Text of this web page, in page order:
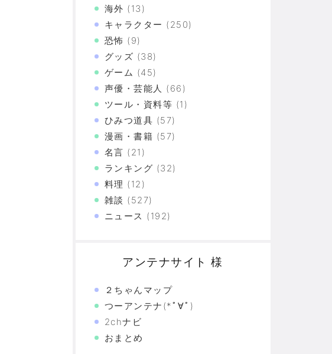
海外 (13)
キャラクター (250)
恐怖 (9)
グッズ (38)
ゲーム (45)
声優・芸能人 (66)
ツール・資料等 (1)
ひみつ道具 (57)
漫画・書籍 (57)
名言 (21)
ランキング (32)
料理 (12)
雑談 (527)
ニュース (192)
アンテナサイト 様
２ちゃんマップ
つーアンテナ(*ﾟ∀ﾟ)
2chナビ
おまとめ